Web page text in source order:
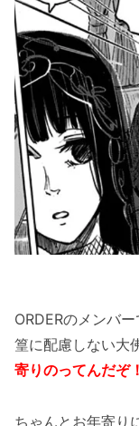
ORDERのメンバ
篁に配慮しない大
寄りのってんだぞ！
ちゃんとお年寄り